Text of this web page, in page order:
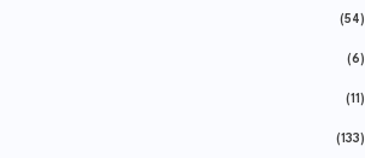
(54)
(6)
(11)
(133)